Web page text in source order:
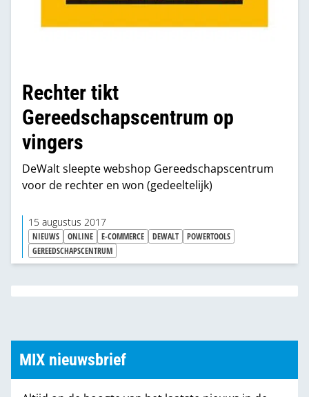
Rechter tikt
Gereedschapscentrum op
vingers
DeWalt sleepte webshop Gereedschapscentrum
voor de rechter en won (gedeeltelijk)
15 augustus 2017
NIEUWS ONLINE E-COMMERCE DEWALT
POWERTOOLS
GEREEDSCHAPSCENTRUM
MIX nieuwsbrief